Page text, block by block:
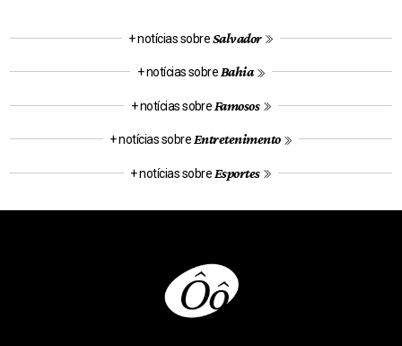
+ notícias sobreSalvador
+ notícias sobre Bahia
+ notícias sobre Famosos
+ notícias sobre Entretenimento
+ notícias sobre Esportes